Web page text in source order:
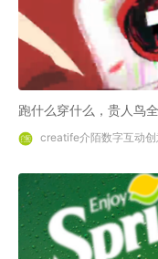
跑什么穿什么，贵人鸟
creatife介陌数字互动